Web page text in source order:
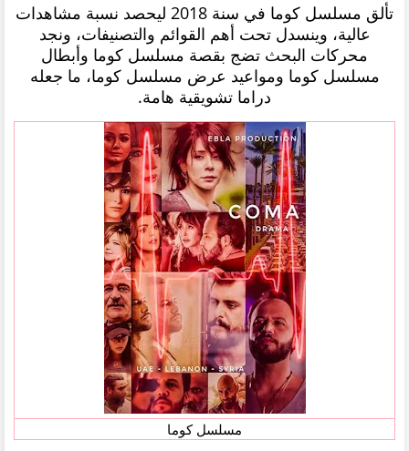
تألق مسلسل كوما في سنة 2018 ليحصد نسبة مشاهدات
عالية، وينسدل تحت أهم القوائم والتصنيفات، ونجد
محركات البحث تضج بقصة مسلسل كوما وأبطال
مسلسل كوما ومواعيد عرض مسلسل كوما، ما جعله
دراما تشويقية هامة.
مسلسل كوما